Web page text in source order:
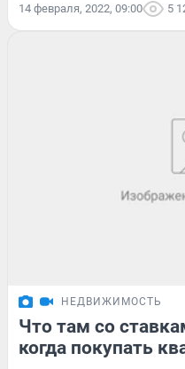
14 февраля, 2022, 09:00 5
НЕДВИЖИМОСТЬ
Что там со
когда покупать